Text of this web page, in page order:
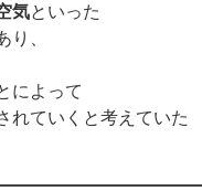
気といった
り、
によって
れていくと考えていた